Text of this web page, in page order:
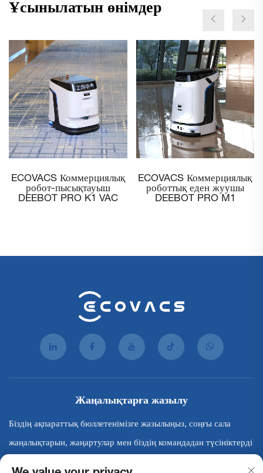
Ұсынылатын өнімдер
ECOVACS Коммерциялық
роботтық еден жуушы
DEEBOT PRO M1
ECOVACS DEEBOT PRO
M1 3D – Үлкен және
динамикалық
Жаңалықтарға жазылу
Біздің ақпараттық бюллетенімізге жазылыңыз, соңғы сала
жаңалықтарын, жаңартулар мен біздің командадан түсініктерді